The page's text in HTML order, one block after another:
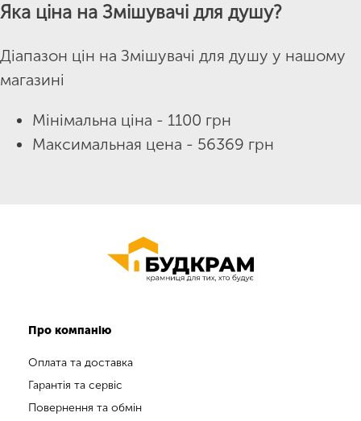
Яка ціна на Змішувачі для душу?
Діапазон цін на Змішувачі для душу у нашому
магазині
Мінімальна ціна - 1100 грн
Максимальная цена - 56369 грн
Про компанію
Оплата та доставка
Гарантія та сервіс
Повернення та обмін